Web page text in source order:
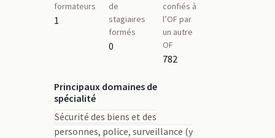
formateurs
1
de
stagiaires
formés
0
confiés à
l’OF par
un autre
OF
782
Principaux domaines de
spécialité
Sécurité des biens et des
personnes, police, surveillance (y